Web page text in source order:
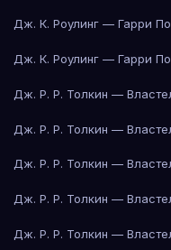
Дж. К. Роулинг — Гарри
Дж. К. Роулинг — Гарри
Дж. Р. Р. Толкин —
Дж. Р. Р. Толкин —
Дж. Р. Р. Толкин —
Дж. Р. Р. Толкин —
Дж. Р. Р. Толкин —